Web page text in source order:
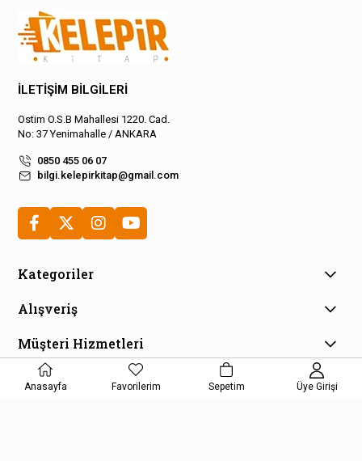
İLETİŞİM BİLGİLERİ
Ostim O.S.B Mahallesi 1220. Cad.
No: 37 Yenimahalle / ANKARA
0850 455 06 07
bilgi.kelepirkitap@gmail.com
Kategoriler
Alışveriş
Müşteri Hizmetleri
E-Bülten Aboneliği
Kampanya ve fırsatlardan haberdar olmak için e-bültenimize
Anasayfa Favorilerim Sepetim Üye Girişi